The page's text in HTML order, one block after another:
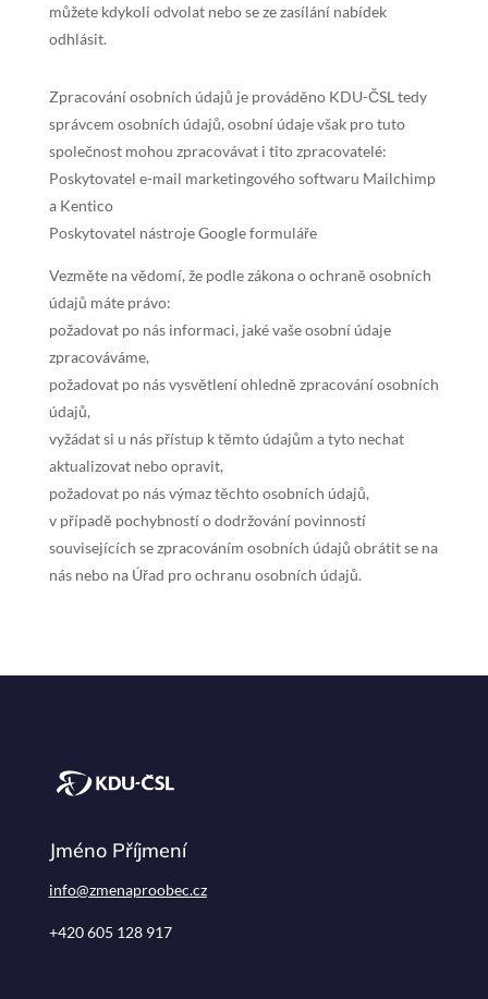
můžete kdykoli odvolat nebo se ze zasílání nabídek
odhlásit.
Zpracování osobních údajů je prováděno KDU-ČSL tedy
správcem osobních údajů, osobní údaje však pro tuto
společnost mohou zpracovávat i tito zpracovatelé:
Poskytovatel e-mail marketingového softwaru Mailchimp
a Kentico
Poskytovatel nástroje Google formuláře
Vezměte na vědomí, že podle zákona o ochraně osobních
údajů máte právo:
požadovat po nás informaci, jaké vaše osobní údaje
zpracováváme,
požadovat po nás vysvětlení ohledně zpracování osobních
údajů,
vyžádat si u nás přístup k těmto údajům a tyto nechat
aktualizovat nebo opravit,
požadovat po nás výmaz těchto osobních údajů,
v případě pochybností o dodržování povinností
souvisejících se zpracováním osobních údajů obrátit se na
nás nebo na Úřad pro ochranu osobních údajů.
Jméno Příjmení
info@zmenaproobec.cz
+420 605 128 917